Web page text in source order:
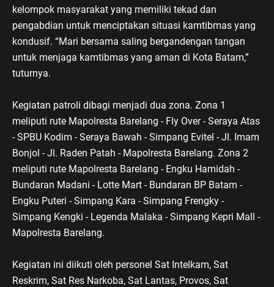
kelompok masyarakat yang memiliki tekad dan
pengabdian untuk menciptakan situasi kamtibmas yang
kondusif. “Mari bersama saling bergandengan tangan
untuk menjaga kamtibmas yang aman di Kota Batam,”
tuturnya.
Kegiatan patroli dibagi menjadi dua zona. Zona 1
meliputi rute Mapolresta Barelang - Fly Over - Seraya Atas
- SPBU Kodim - Seraya Bawah - Simpang Evitel - Jl. Imam
Bonjol - Jl. Raden Patah - Mapolresta Barelang. Zona 2
meliputi rute Mapolresta Barelang - Engku Hamidah -
Bundaran Madani - Lotte Mart - Bundaran BP Batam -
Engku Puteri - Simpang Kara - Simpang Frengky -
Simpang Kengki - Legenda Malaka - Simpang Kepri Mall -
Mapolresta Barelang.
Kegiatan ini diikuti oleh personel Sat Intelkam, Sat
Reskrim, Sat Res Narkoba, Sat Lantas, Provos, Sat